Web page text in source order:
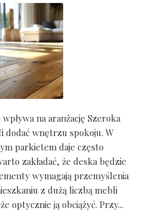
na aranżację Szeroka
dodać wnętrzu spokoju. W
parkietem daje często
zakładać, że deska będzie
wymagają przemyślenia
z dużą liczbą mebli
optycznie ją obciążyć. Przy...